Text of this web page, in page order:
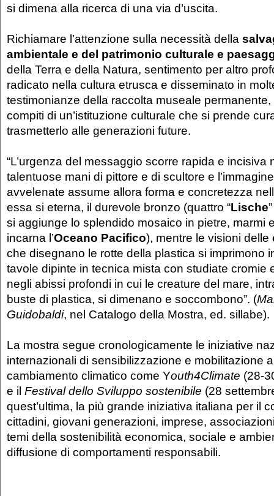
si dimena alla ricerca di una via d’uscita. ​
Richiamare l’attenzione sulla necessità della
ambientale e del patrimonio culturale e
della Terra e della Natura, sentimento per altro
radicato nella cultura etrusca e disseminato in
testimonianze della raccolta museale
compiti di un’istituzione culturale che si prende
trasmetterlo alle generazioni future.
“L’urgenza del messaggio scorre rapida e incisiva
talentuose mani di pittore e di scultore e
avvelenate assume allora forma e concretezza
essa si eterna, il durevole bronzo (quattro “Lische
si aggiunge lo splendido mosaico in pietre, marmi
incarna l’Oceano Pacifico), mentre le visioni delle
che disegnano le rotte della plastica si imprimono
tavole dipinte in tecnica mista con studiate cromie
negli abissi profondi in cui le creature del mare,
buste di plastica, si dimenano e soccombono”. (
Guidobaldi, nel Catalogo della Mostra, ed. sillabe).
La mostra segue cronologicamente le iniziative
internazionali di sensibilizzazione e mobilitazione
cambiamento climatico come Youth4Climate (28-
e il Festival dello Sviluppo sostenibile (28
quest’ultima, la più grande iniziativa italiana per il
cittadini, giovani generazioni, imprese,
temi della sostenibilità economica, sociale e
diffusione di comportamenti responsabili.